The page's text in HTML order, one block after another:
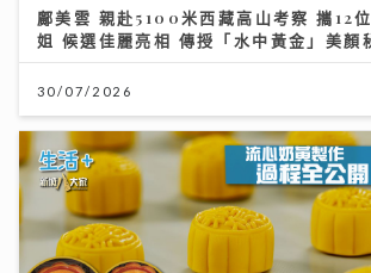
鄺美雲 親赴5100米西藏高山考察 攜12
姐 候選佳麗亮相 傳授「水中黃金」美顏
30/07/2026